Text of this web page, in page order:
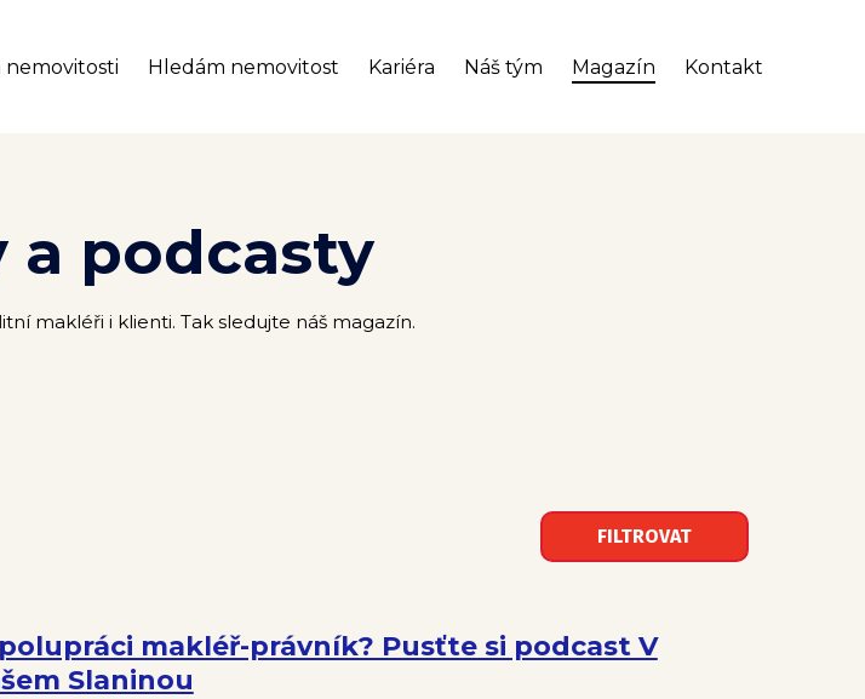
nemovitosti Hledám nemovitost Kariéra Náš tým Magazín Kontakt
a podcasty
makléři i klienti. Tak sledujte náš magazín.
FILTROVAT
makléř-právník? Pusťte si podcast V
Slaninou